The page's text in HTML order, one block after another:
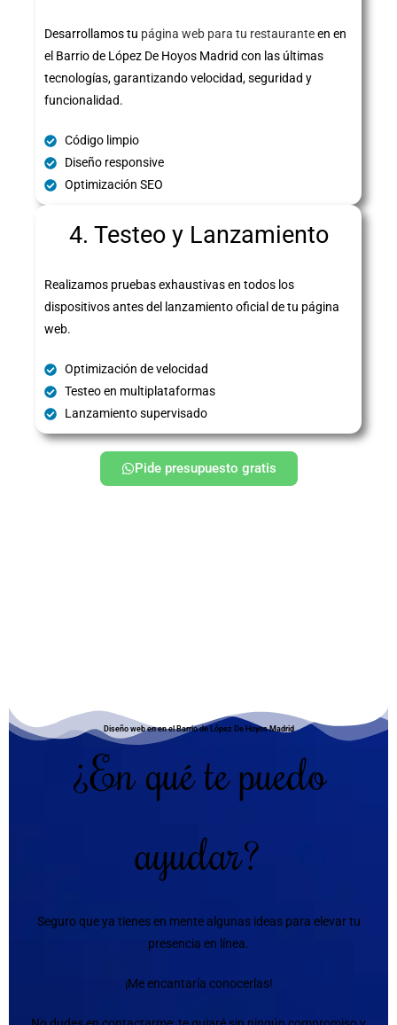
Desarrollamos tu página web para tu restauranteen en
el Barrio de López De Hoyos Madrid con las últimas
tecnologías, garantizando velocidad, seguridad y
funcionalidad.
Código limpio
Diseño responsive
Optimización SEO
4. Testeo y Lanzamiento
Realizamos pruebas exhaustivas en todos los
dispositivos antes del lanzamiento oficial de tu página
web.
Optimización de velocidad
Testeo en multiplataformas
Lanzamiento supervisado
Pide presupuesto gratis
Diseño web en en el Barrio de López De Hoyos Madrid
¿En qué te puedo
ayudar?
Seguro que ya tienes en mente algunas ideas para elevar tu
presencia en línea.
¡Me encantaría conocerlas!